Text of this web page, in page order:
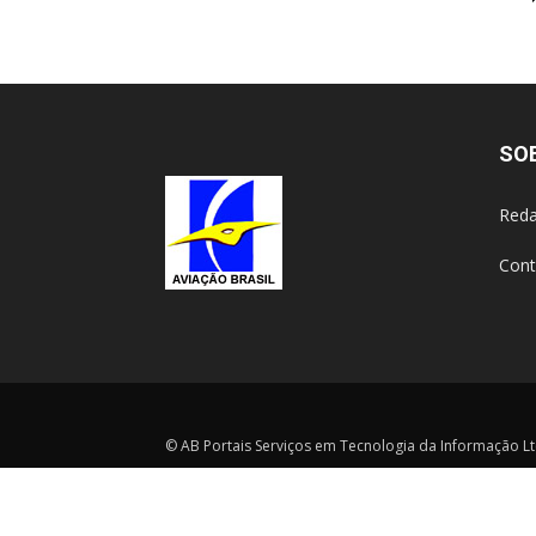
© AB Portais Serviços em Tecnologia da Informação